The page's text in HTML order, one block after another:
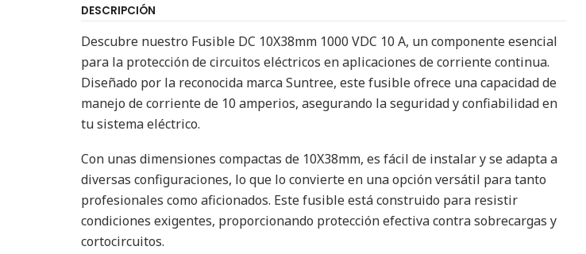
DESCRIPCIÓN
Descubre nuestro Fusible DC 10X38mm 1000 VDC 10 A, un componente esencial
para la protección de circuitos eléctricos en aplicaciones de corriente continua.
Diseñado por la reconocida marca Suntree, este fusible ofrece una capacidad de
manejo de corriente de 10 amperios, asegurando la seguridad y confiabilidad en
tu sistema eléctrico.
Con unas dimensiones compactas de 10X38mm, es fácil de instalar y se adapta a
diversas configuraciones, lo que lo convierte en una opción versátil para tanto
profesionales como aficionados. Este fusible está construido para resistir
condiciones exigentes, proporcionando protección efectiva contra sobrecargas y
cortocircuitos.